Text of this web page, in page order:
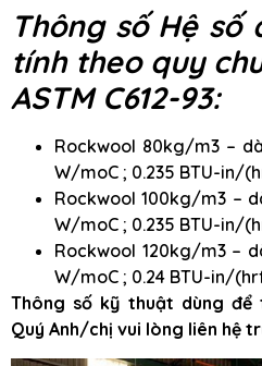
Thông số Hệ
tính theo quy
ASTM C612-93:
Rockwool 80kg/m3 –
W/moC ; 0.235 BTU-in/
Rockwool 100kg/m3 –
W/moC ; 0.235 BTU-in/
Rockwool 120kg/m3 –
W/moC ; 0.24 BTU-in/
Thông số kỹ thuật dùng để
Quý Anh/chị vui lòng liên hệ